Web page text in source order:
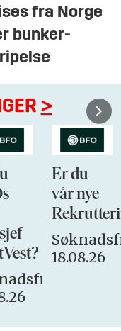
fra Norge
bunker-
>
Er du
vår nye
18.08.26